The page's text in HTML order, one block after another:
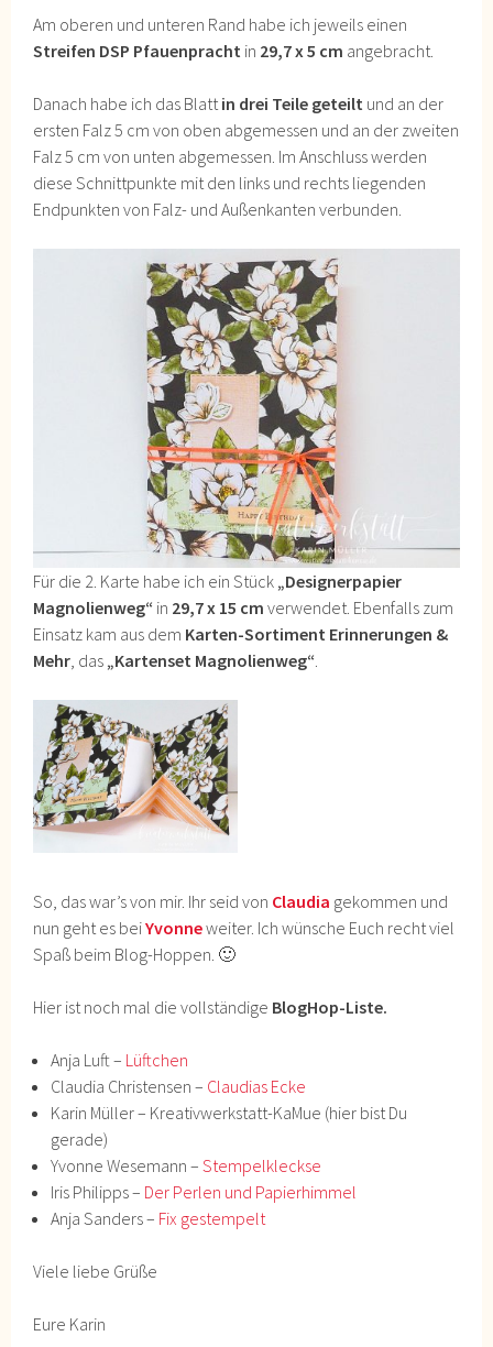
Am oberen und unteren Rand habe ich jeweils einen
Streifen DSP Pfauenpracht in 29,7 x 5 cm angebracht.
Danach habe ich das Blatt in drei Teile geteilt und an der
ersten Falz 5 cm von oben abgemessen und an der zweiten
Falz 5 cm von unten abgemessen. Im Anschluss werden
diese Schnittpunkte mit den links und rechts liegenden
Endpunkten von Falz- und Außenkanten verbunden.
Für die 2. Karte habe ich ein Stück „Designerpapier
Magnolienweg“ in 29,7 x 15 cm verwendet. Ebenfalls zum
Einsatz kam aus dem Karten-Sortiment Erinnerungen &
Mehr , das „Kartenset Magnolienweg“
So, das war’s von mir. Ihr seid von Claudia gekommen und
nun geht es beiYvonneweiter. Ich wünsche Euch recht viel
Spaß beim Blog-Hoppen. 🙂
Hier ist noch mal die vollständige BlogHop-Liste.
Anja Luft – Lüftchen
Claudia Christensen – Claudias Ecke
Karin Müller – Kreativwerkstatt-KaMue (hier bist Du
gerade)
Yvonne Wesemann –Stempelkleckse
Iris Philipps – Der Perlen und Papierhimmel
Anja Sanders – Fix gestempelt
Viele liebe Grüße
Eure Karin